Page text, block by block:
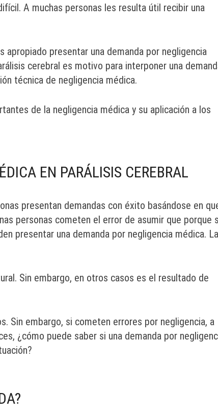
A muchas personas les resulta útil recibir una
presentar una demanda por negligencia
cerebral es motivo para interponer una
técnica de negligencia médica.
de la negligencia médica y su aplicación a los
EN PARÁLISIS CEREBRAL
presentan demandas con éxito basándose en
personas cometen el error de asumir que porque
presentar una demanda por negligencia médica. La
Sin embargo, en otros casos es el resultado de
Sin embargo, si cometen errores por negligencia, a
¿cómo puede saber si una demanda por